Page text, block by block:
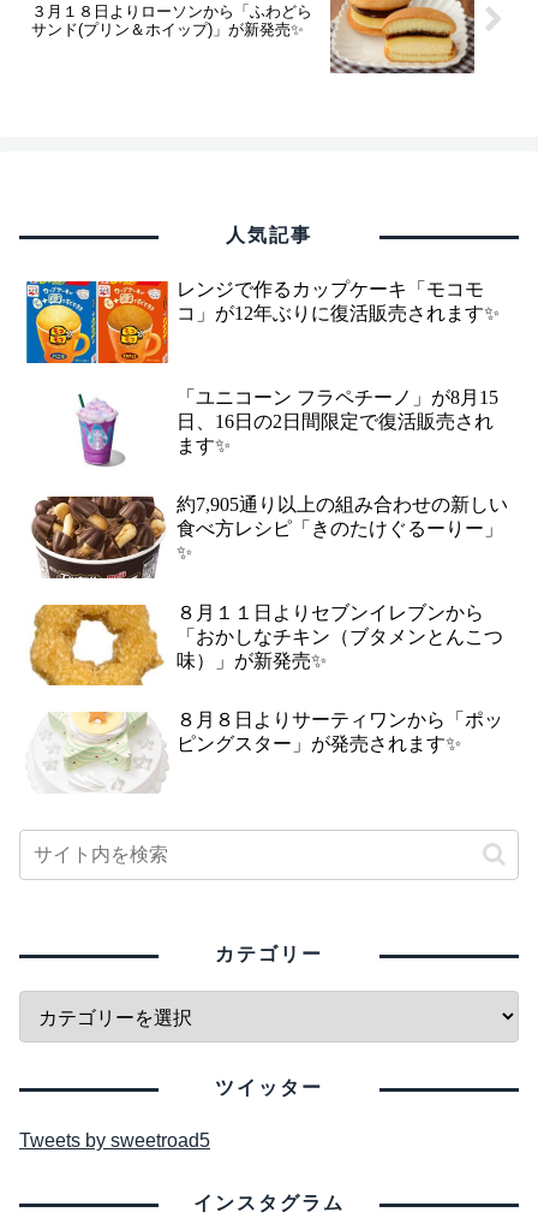
３月１８日よりローソンから「ふわどら
サンド(プリン＆ホイップ)」が新発売✨
人気記事
レンジで作るカップケーキ「モコモ
コ」が12年ぶりに復活販売されます✨
「ユニコーン フラペチーノ」が8月15
日、16日の2日間限定で復活販売され
ます✨
約7,905通り以上の組み合わせの新しい
食べ方レシピ「きのたけぐるーりー」
✨
８月１１日よりセブンイレブンから
「おかしなチキン（ブタメンとんこつ
味）」が新発売✨
８月８日よりサーティワンから「ポッ
ピングスター」が発売されます✨
カテゴリー
ツイッター
Tweets by sweetroad5
インスタグラム